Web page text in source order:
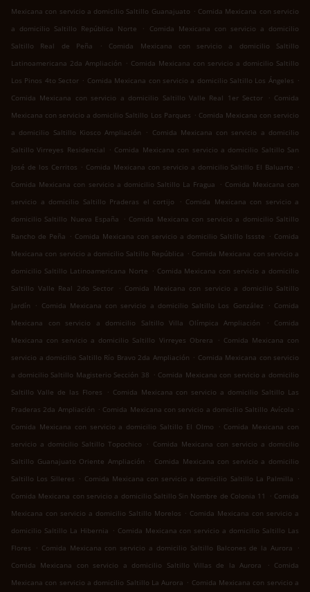
Mexicana con servicio a domicilio Saltillo Guanajuato . Comida Mexicana con servicio
a domicilio Saltillo República Norte
.
Comida Mexicana con servicio a domicilio
Saltillo Real de Peña
.
Comida Mexicana con servicio a domicilio Saltillo
Latinoamericana 2da Ampliación . Comida Mexicana con servicio a domicilio Saltillo
Los Pinos 4to Sector . Comida Mexicana con servicio a domicilio Saltillo Los Ángeles .
Comida Mexicana con servicio a domicilio Saltillo Valle Real 1er Sector
. Comida
Mexicana con servicio a domicilio Saltillo Los Parques . Comida Mexicana con servicio
a domicilio Saltillo Kiosco Ampliación
. Comida Mexicana con servicio a domicilio
Saltillo Virreyes Residencial . Comida Mexicana con servicio a domicilio Saltillo San
José de los Cerritos . Comida Mexicana con servicio a domicilio Saltillo El Baluarte .
Comida Mexicana con servicio a domicilio Saltillo La Fragua
. Comida Mexicana con
servicio a domicilio Saltillo Praderas el cortijo
. Comida Mexicana con servicio a
domicilio Saltillo Nueva España
. Comida Mexicana con servicio a domicilio Saltillo
Rancho de Peña . Comida Mexicana con servicio a domicilio Saltillo Issste . Comida
Mexicana con servicio a domicilio Saltillo República . Comida Mexicana con servicio a
domicilio Saltillo Latinoamericana Norte . Comida Mexicana con servicio a domicilio
Saltillo Valle Real 2do Sector
. Comida Mexicana con servicio a domicilio Saltillo
Jardín
. Comida Mexicana con servicio a domicilio Saltillo Los González . Comida
Mexicana con servicio a domicilio Saltillo Villa Olímpica Ampliación
.
Comida
Mexicana con servicio a domicilio Saltillo Virreyes Obrera
. Comida Mexicana con
servicio a domicilio Saltillo Río Bravo 2da Ampliación . Comida Mexicana con servicio
a domicilio Saltillo Magisterio Sección 38 . Comida Mexicana con servicio a domicilio
Saltillo Valle de las Flores
. Comida Mexicana con servicio a domicilio Saltillo Las
Praderas 2da Ampliación . Comida Mexicana con servicio a domicilio Saltillo Avícola .
Comida Mexicana con servicio a domicilio Saltillo El Olmo
. Comida Mexicana con
servicio a domicilio Saltillo Topochico
. Comida Mexicana con servicio a domicilio
Saltillo Guanajuato Oriente Ampliación . Comida Mexicana con servicio a domicilio
Saltillo Los Silleres . Comida Mexicana con servicio a domicilio Saltillo La Palmilla .
Comida Mexicana con servicio a domicilio Saltillo Sin Nombre de Colonia 11
. Comida
Mexicana con servicio a domicilio Saltillo Morelos . Comida Mexicana con servicio a
domicilio Saltillo La Hibernia . Comida Mexicana con servicio a domicilio Saltillo Las
Flores
. Comida Mexicana con servicio a domicilio Saltillo Balcones de la Aurora
.
Comida Mexicana con servicio a domicilio Saltillo Villas de la Aurora
. Comida
Mexicana con servicio a domicilio Saltillo La Aurora . Comida Mexicana con servicio a